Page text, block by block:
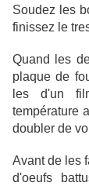
Soudez les
finissez le
Quand les
plaque de
les d'un
température
doubler de
Avant de les
d'oeufs